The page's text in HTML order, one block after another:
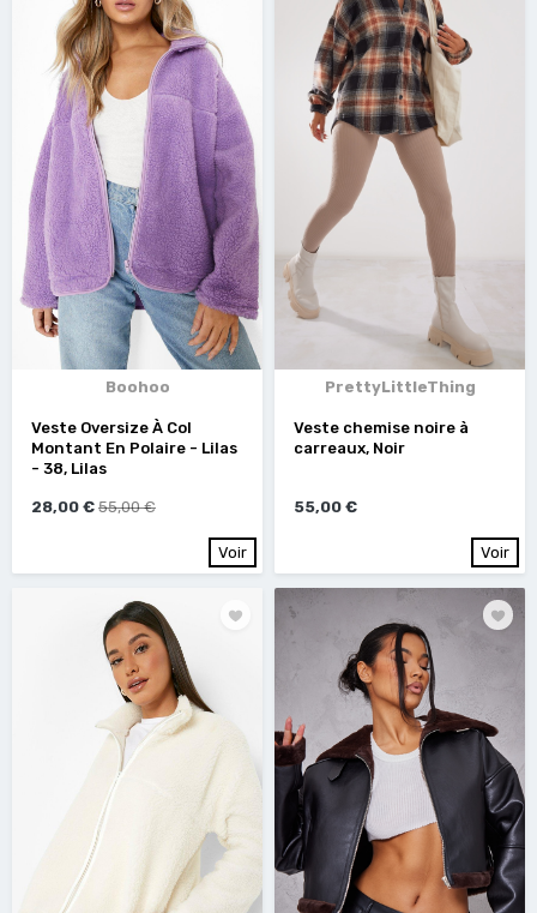
Boohoo
Veste Oversize À Col
Montant En Polaire - Lilas
- 38, Lilas
28,00 € 55,00 €
Voir
PrettyLittleThing
Veste chemise noire à
carreaux, Noir
55,00 €
Voir